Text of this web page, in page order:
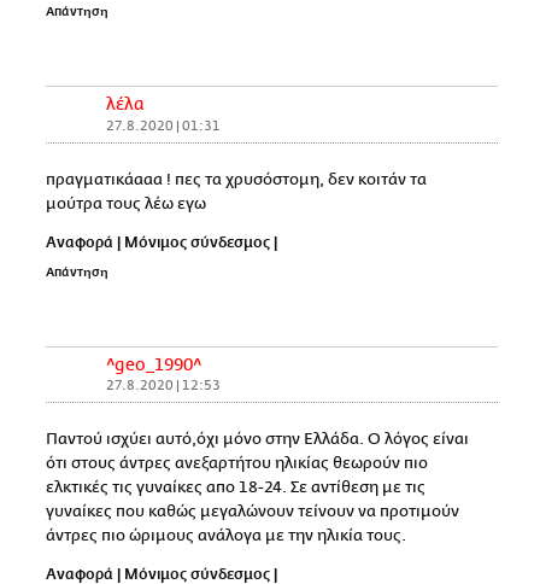
Απάντηση
λέλα
27.8.2020 | 01:31
πραγματικάααα ! πες τα χρυσόστομη, δεν κοιτάν τα
μούτρα τους λέω εγω
Αναφορά | Μόνιμος σύνδεσμος |
Απάντηση
^geo_1990^
27.8.2020 | 12:53
Παντού ισχύει αυτό,όχι μόνο στην Ελλάδα. Ο λόγος είναι
ότι στους άντρες ανεξαρτήτου ηλικίας θεωρούν πιο
ελκτικές τις γυναίκες απο 18-24. Σε αντίθεση με τις
γυναίκες που καθώς μεγαλώνουν τείνουν να προτιμούν
άντρες πιο ώριμους ανάλογα με την ηλικία τους.
Αναφορά Μόνιμος σύνδεσμος